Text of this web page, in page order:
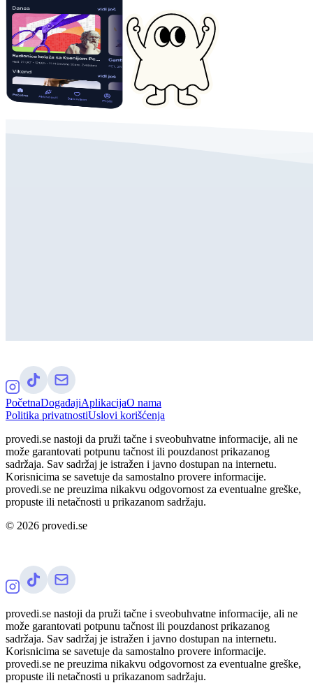
PočetnaDogađajiAplikacijaO nama
Politika privatnostiUslovi korišćenja
provedi.se nastoji da pruži tačne i sveobuhvatne informacije, ali ne
može garantovati potpunu tačnost ili pouzdanost prikazanog
sadržaja. Sav sadržaj je istražen i javno dostupan na internetu.
Korisnicima se savetuje da samostalno provere informacije.
provedi.se ne preuzima nikakvu odgovornost za eventualne greške,
propuste ili netačnosti u prikazanom sadržaju.
© 2026 provedi.se
provedi.se nastoji da pruži tačne i sveobuhvatne informacije, ali ne
može garantovati potpunu tačnost ili pouzdanost prikazanog
sadržaja. Sav sadržaj je istražen i javno dostupan na internetu.
Korisnicima se savetuje da samostalno provere informacije.
provedi.se ne preuzima nikakvu odgovornost za eventualne greške,
propuste ili netačnosti u prikazanom sadržaju.